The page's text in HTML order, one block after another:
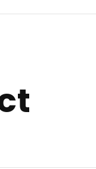
gebeurt